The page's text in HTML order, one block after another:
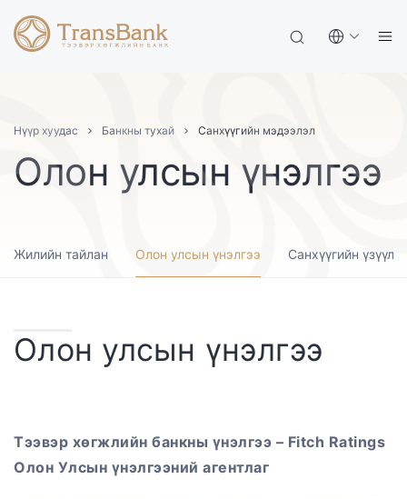
Нүүр хуудас Банкны тухай Санхүүгийн мэдээлэл
Олон улсын үнэлгээ
Жилийн тайлан Олон улсын үнэлгээ Санхүүгийн
Олон улсын үнэлгээ
Тээвэр хөгжлийн банкны үнэлгээ – Fitch Ratings
Олон Улсын үнэлгээний агентлаг